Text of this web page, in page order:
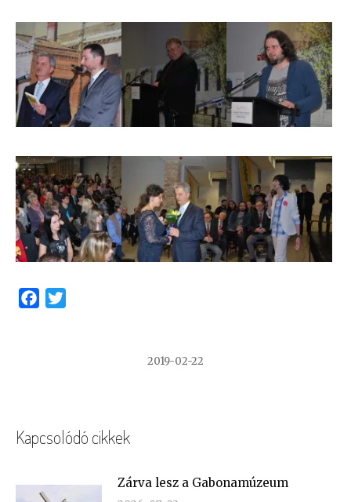
Facebook
2019-02-22
Kapcsolódó cikkek
Zárva lesz a Gabonamúzeum